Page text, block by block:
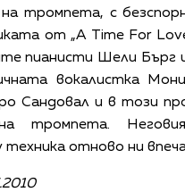
тромпета, с
от „A Time For
пианисти Шели Бърг
вокалистка
Сандовал и в този
тромпета.
отново ни